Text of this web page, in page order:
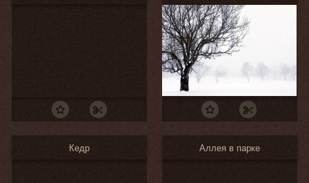
Кедр Аллея в парке